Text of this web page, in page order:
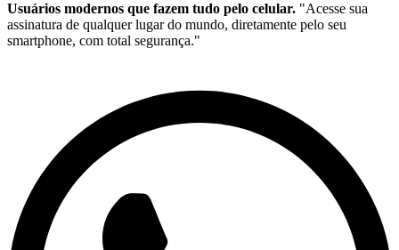
Usuários modernos que fazem tudo pelo celular. "Acesse sua
assinatura de qualquer lugar do mundo, diretamente pelo seu
smartphone, com total segurança."